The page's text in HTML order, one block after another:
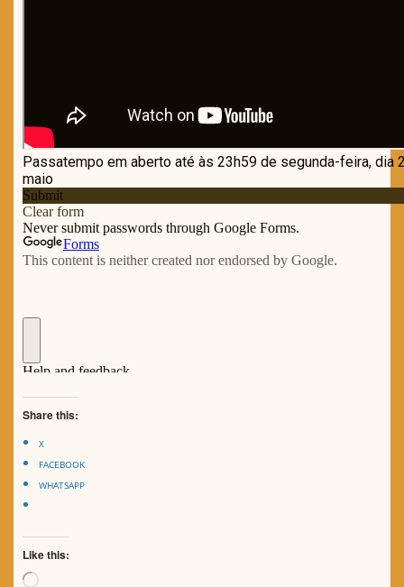
Share this:
X
FACEBOOK
WHATSAPP
Like this:
Loading…